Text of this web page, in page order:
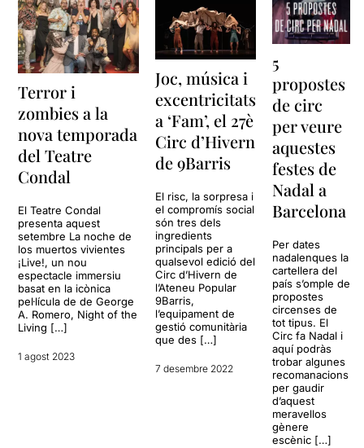
Terror i
zombies a la
nova temporada
del Teatre
Condal
El Teatre Condal
presenta aquest
setembre La noche de
los muertos vivientes
¡Live!, un nou
espectacle immersiu
basat en la icònica
pel·lícula de de George
A. Romero, Night of the
Living […]
1 agost 2023
Joc, música i
excentricitats
a ‘Fam’, el 27è
Circ d’Hivern
de 9Barris
El risc, la sorpresa i
el compromís social
són tres dels
ingredients
principals per a
qualsevol edició del
Circ d’Hivern de
l’Ateneu Popular
9Barris,
l’equipament de
gestió comunitària
que des […]
7 desembre 2022
5
propostes
de circ
per veure
aquestes
festes de
Nadal a
Barcelona
Per dates
nadalenques la
cartellera del
país s’omple de
propostes
circenses de
tot tipus. El
Circ fa Nadal i
aquí podràs
trobar algunes
recomanacions
per gaudir
d’aquest
meravellos
gènere
escènic […]